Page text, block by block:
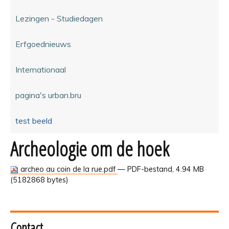
Lezingen - Studiedagen
Erfgoednieuws
Internationaal
pagina's urban.bru
test beeld
Archeologie om de hoek
archeo au coin de la rue.pdf — PDF-bestand, 4.94 MB
(5182868 bytes)